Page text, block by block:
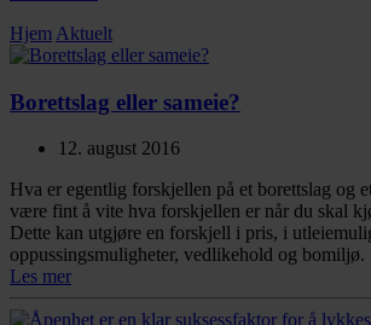
Hjem Aktuelt
Borettslag eller sameie?
12. august 2016
Hva er egentlig forskjellen på et borettslag og
være fint å vite hva forskjellen er når du skal
Dette kan utgjøre en forskjell i pris, i
oppussingsmuligheter, vedlikehold og bomiljø.
Les mer